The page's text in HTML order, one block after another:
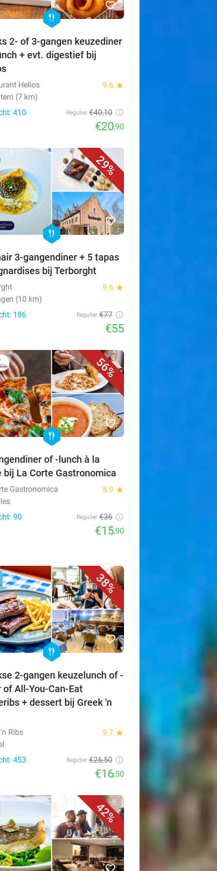
favorite_border
hexagon
food
2- of 3-gangen keuzediner
+ evt. digestief bij
Helios 9.6 star
(7 km)
410
Regulier €40,10
€20,90
29%
favorite_border
hexagon
food
3-gangendiner + 5 tapas
bij Terborght
9.6 star
(10 km)
186
Regulier €77
€55
56%
favorite_border
hexagon
food
of -lunch à la
bij La Corte Gastronomica
Gastronomica 8.9 star
90
Regulier €36
€15,90
38%
favorite_border
hexagon
food
2-gangen keuzelunch of -
of All-You-Can-Eat
+ dessert bij Greek 'n
Ribs 9.7 star
453
Regulier €26,50
€16,50
42%